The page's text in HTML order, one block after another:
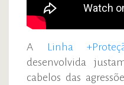
A Linha
desenvolvida
cabelos das